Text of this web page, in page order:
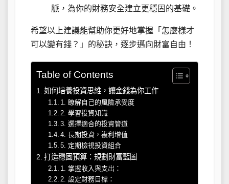
脈，為你的財務安全建立更穩固的基礎。
希望以上建議能幫助你更好地掌握「怎麼樣才
可以變有錢？」的秘訣，逐步邁向財富自由！
Table of Contents
如何培養投資思維，讓金錢為你工作
1. 瞭解自己的風險承受度
2. 學習投資知識
3. 選擇適合的投資管道
4. 長期投資，複利增值
5. 定期檢視投資組合
打造穩固預算：規劃財富藍圖
1. 掌握收入與支出：
2. 設定財務目標：